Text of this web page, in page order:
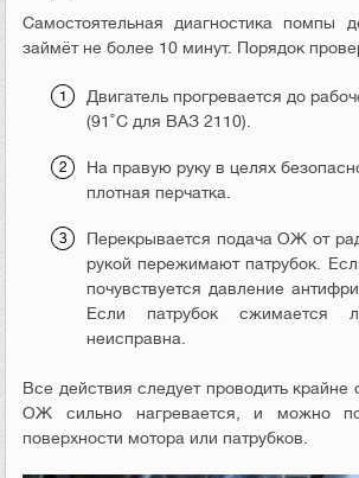
Самостоятельная диагностика помпы
займёт не более 10 минут. Порядок
Двигатель прогревается до
(91˚С для ВАЗ 2110).
На правую руку в целях
плотная перчатка.
Перекрывается подача ОЖ от
рукой пережимают патрубок.
почувствуется давление
Если патрубок сжимается
неисправна.
Все действия следует проводить крайне
ОЖ сильно нагревается, и можно
поверхности мотора или патрубков.